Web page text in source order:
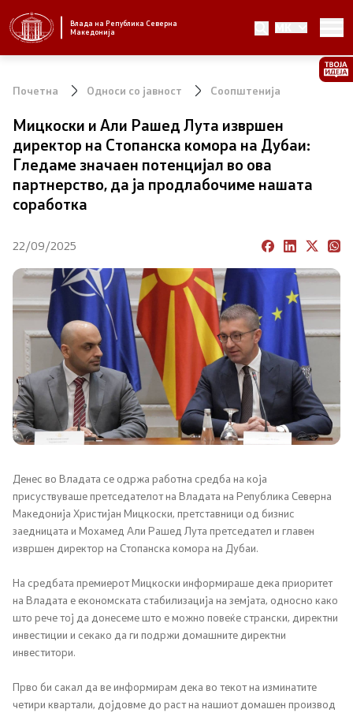
Влада на Република Северна
Македонија
MK
Стратешки приоритети и програма
Завршени планови
Стратешки план на Генералниот секретаријат
Влада
Претседател на Владата
Канцеларија на Претседателот на Владата
Заменици на Претседателот на Владата
Состав на Владата
Министерства
СОЗР
Комисии
Органи во состав
Национални координатори
Почетна Односи со јавност Соопштенија
Мицкоски и Али Рашед Лута извршен
директор на Стопанска комора на Дубаи:
Гледаме значаен потенцијал во ова
партнерство, да ја продлабочиме нашата
соработка
22/09/2025
Денес во Владата се одржа работна средба на која
присуствуваше претседателот на Владата на Република Северна
Македонија Христијан Мицкоски, претставници од бизнис
заедницата и Мохамед Али Рашед Лута претседател и главен
извршен директор на Стопанска комора на Дубаи.
На средбата премиерот Мицкоски информираше дека приоритет
на Владата е економската стабилизација на земјата, односно како
што рече тој да донесеме што е можно повеќе странски, директни
инвестиции и секако да ги подржи домашните директни
инвеститори.
Прво би сакал да ве информирам дека во текот на изминатите
четири квартали, дојдовме до раст на нашиот домашен производ